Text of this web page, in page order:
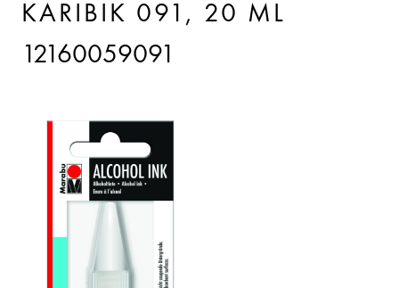
KARIBIK 091, 20 ML
12160059091